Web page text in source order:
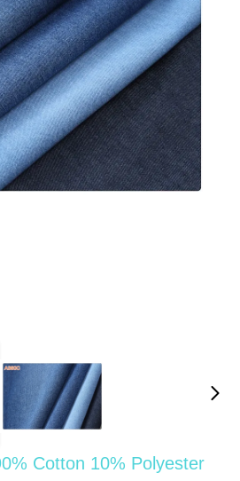
Cotton 10% Polyester